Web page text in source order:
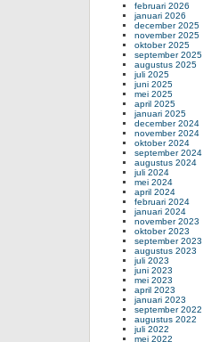
februari 2026
januari 2026
december 2025
november 2025
oktober 2025
september 2025
augustus 2025
juli 2025
juni 2025
mei 2025
april 2025
januari 2025
december 2024
november 2024
oktober 2024
september 2024
augustus 2024
juli 2024
mei 2024
april 2024
februari 2024
januari 2024
november 2023
oktober 2023
september 2023
augustus 2023
juli 2023
juni 2023
mei 2023
april 2023
januari 2023
september 2022
augustus 2022
juli 2022
mei 2022